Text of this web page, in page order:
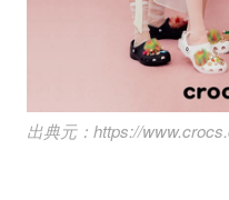
https://